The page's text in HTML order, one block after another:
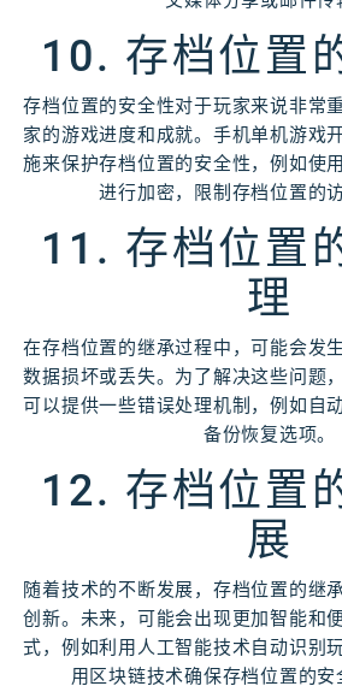
10. 存档位置
存档位置的安全性对于玩家来说非常
家的游戏进度和成就。手机单机游戏
施来保护存档位置的安全性，例如使
进行加密，限制存档位置的
11. 存档位置
理
在存档位置的继承过程中，可能会发
数据损坏或丢失。为了解决这些问题
可以提供一些错误处理机制，例如自
备份恢复选项。
12. 存档位置
展
随着技术的不断发展，存档位置的继
创新。未来，可能会出现更加智能和
式，例如利用人工智能技术自动识别
用区块链技术确保存档位置的安